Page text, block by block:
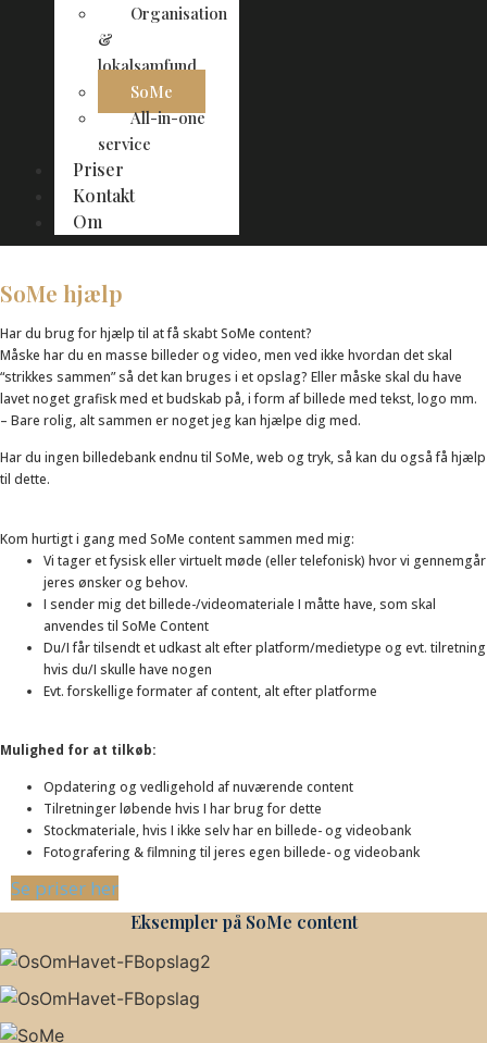
Organisation
&
lokalsamfund
SoMe
All-in-one
service
Priser
Kontakt
Om
SoMe hjælp
Har du brug for hjælp til at få skabt SoMe content?
Måske har du en masse billeder og video, men ved ikke hvordan det skal
“strikkes sammen” så det kan bruges i et opslag? Eller måske skal du have
lavet noget grafisk med et budskab på, i form af billede med tekst, logo mm.
– Bare rolig, alt sammen er noget jeg kan hjælpe dig med.
Har du ingen billedebank endnu til SoMe, web og tryk, så kan du også få hjælp
til dette.
Kom hurtigt i gang med SoMe content sammen med mig:
Vi tager et fysisk eller virtuelt møde (eller telefonisk) hvor vi gennemgår
jeres ønsker og behov.
I sender mig det billede-/videomateriale I måtte have, som skal
anvendes til SoMe Content
Du/I får tilsendt et udkast alt efter platform/medietype og evt. tilretning
hvis du/I skulle have nogen
Evt. forskellige formater af content, alt efter platforme
Mulighed for at tilkøb:
Opdatering og vedligehold af nuværende content
Tilretninger løbende hvis I har brug for dette
Stockmateriale, hvis I ikke selv har en billede- og videobank
Fotografering & filmning til jeres egen billede- og videobank
Se priser her
Eksempler på SoMe content